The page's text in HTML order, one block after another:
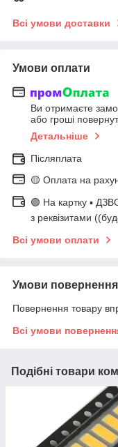
Всі умови доставки
Умови оплати
Ви отримаєте
або гроші
Детальніше
Післяплата
🟡 Оплата на
🟢 На картку ▪️
з реквізитами
Всі умови оплати
Умови повернення
Повернення товару
Всі умови
Подібні товари